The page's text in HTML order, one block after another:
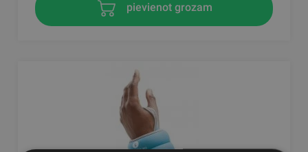
pievienot grozam